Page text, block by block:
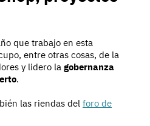
que trabajo en esta
entre otras cosas, de la
y lidero la gobernanza
.
las riendas del foro de